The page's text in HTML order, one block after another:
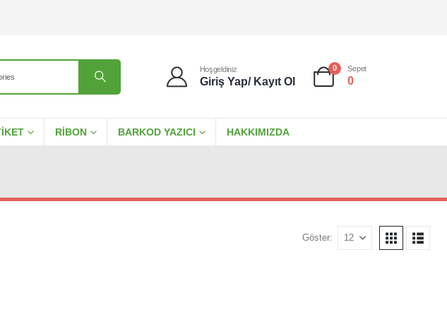
Hoşgeldiniz
Giriş Yap/ Kayıt Ol
0 Sepet
0
RIBON BARKOD YAZICI HAKKIMIZDA
Göster: